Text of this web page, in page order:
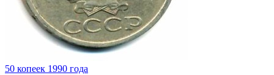
50 копеек 1990 года